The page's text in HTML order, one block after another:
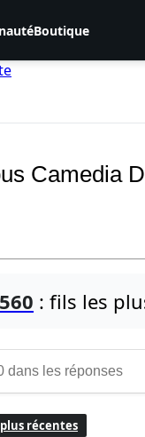
Boutique
Camedia
: fils les
plus récentes